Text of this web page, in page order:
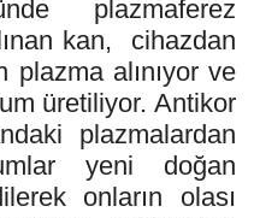
plazmaferez
kan,
cihazdan
plazma alınıyor ve
üretiliyor. Antikor
plazmalardan
yeni doğan
onların olası